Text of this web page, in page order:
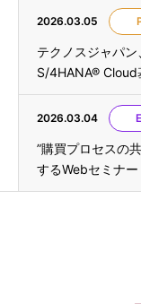
2026.03.05
テクノスジャパ
S/4HANA® Cloud
2026.03.04
”購買プロセスの
するWebセミナ